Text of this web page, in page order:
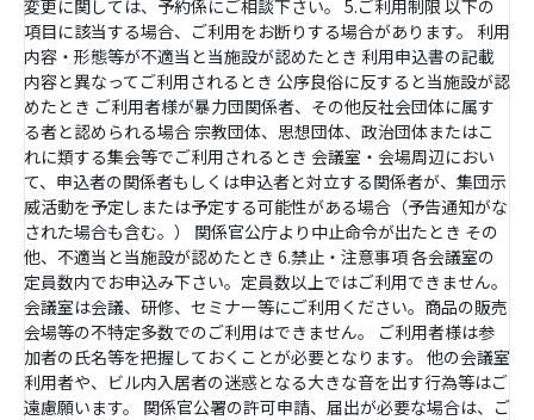
変更に関しては、予約係にご相談下さい。 5.ご利用制限 以下の
項目に該当する場合、ご利用をお断りする場合があります。 利用
内容・形態等が不適当と当施設が認めたとき 利用申込書の記載
内容と異なってご利用されるとき 公序良俗に反すると当施設が認
めたとき ご利用者様が暴力団関係者、その他反社会団体に属す
る者と認められる場合 宗教団体、思想団体、政治団体またはこ
れに類する集会等でご利用されるとき 会議室・会場周辺におい
て、申込者の関係者もしくは申込者と対立する関係者が、集団示
威活動を予定しまたは予定する可能性がある場合（予告通知がな
された場合も含む。） 関係官公庁より中止命令が出たとき その
他、不適当と当施設が認めたとき 6.禁止・注意事項 各会議室の
定員数内でお申込み下さい。定員数以上ではご利用できません。
会議室は会議、研修、セミナー等にご利用ください。商品の販売
会場等の不特定多数でのご利用はできません。 ご利用者様は参
加者の氏名等を把握しておくことが必要となります。 他の会議室
利用者や、ビル内入居者の迷惑となる大きな音を出す行為等はご
遠慮願います。 関係官公署の許可申請、届出が必要な場合は、ご